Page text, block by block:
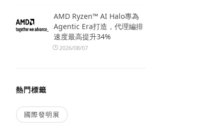
AMD Ryzen™ AI Halo專為
Agentic Era打造，代理編排
速度最高提升34%
2026/08/07
熱門標籤
國際發明展